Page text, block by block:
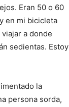
Eran 50 o 60
en mi bicicleta
a donde
sedientas. Estoy
la
persona sorda,